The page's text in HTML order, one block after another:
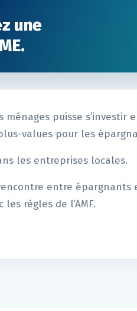
une
puisse s’investir
values pour les
les entreprises locales.
entre épargnants
règles de l’AMF.